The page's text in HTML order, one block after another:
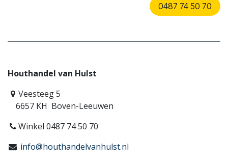
0487 74 50 70
Houthandel van Hulst
Veesteeg 5
6657 KH Boven-Leeuwen
Winkel 0487 74 50 70
info@houthandelvanhulst.nl